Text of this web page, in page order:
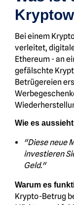
Bei einem
verleitet,
Ethereum - an
gefälschte
Betrügereien
Wie es
"Diese neue
investieren
Geld."
Warum es
Krypto-Betrug